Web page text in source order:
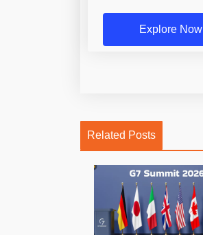
Explore Now
Related Posts